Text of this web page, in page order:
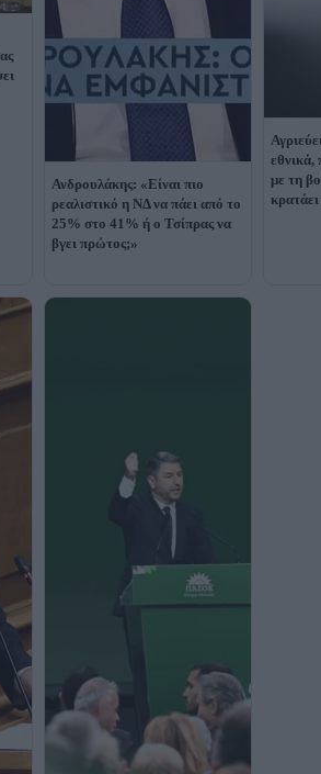
Ανδρουλάκης: «Είναι πιο
ρεαλιστικό η ΝΔ να πάει από το
25% στο 41% ή ο Τσίπρας να
βγει πρώτος;»
εθνικά,
με τη